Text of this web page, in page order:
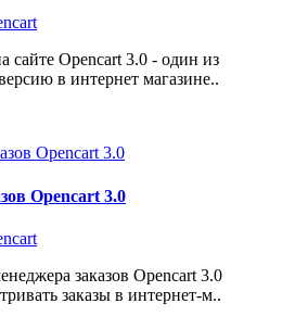
сайте Opencart 3.0 - один из
в интернет магазине..
Opencart 3.0
заказов Opencart 3.0
заказы в интернет-м..